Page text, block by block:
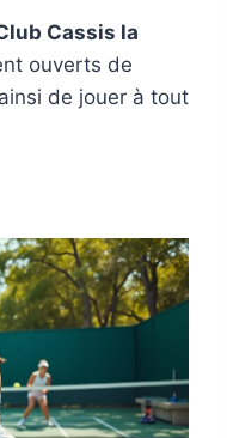
Cassis la
ouverts de
de jouer à tout